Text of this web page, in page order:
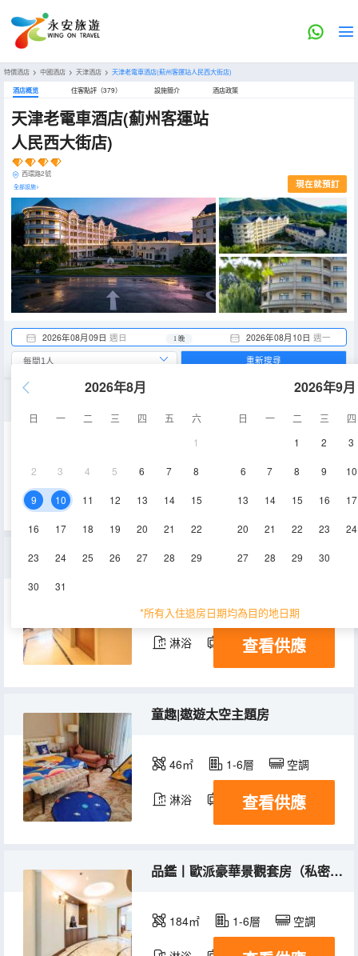
特價酒店 > 中國酒店 > 天津酒店 > 天津老電車酒店(薊州客運站人民西大街店)
酒店概览 住客點評（379） 設施簡介 酒店政策
天津老電車酒店(薊州客運站
人民西大街店)
西環路2號
全部設施> 現在就預訂
2026年08月09日 週日 2026年08月10日 週一
1 晚
2026年8月
日 一 二 三 四 五
六
1
2 3 4 5 6 7 8
9 10 11 12 13 14 15
16 17 18 19 20 21 22
23 24 25 26 27 28 29
30 31
2026年9月
日 一 二 三
四
1
2 3
6 7 8 9 10
13 14 15 16 17
20 21 22 23 24
27 28 29 30
*所有入住退房日期均為目的地日期
重新搜尋
空調
36㎡ 1-6層 空調
淋浴 電視機
查看供應
童趣|遨遊太空主題房
46㎡ 1-6層 空調
淋浴 電視機
查看供應
品鑑丨歐派豪華景觀套房（私密客廳+環繞陽台+城景）
184㎡ 1-6層 空調